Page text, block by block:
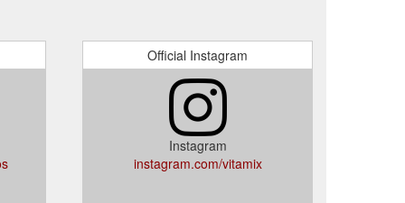
Official Instagram
Instagram
instagram.com/vitamix